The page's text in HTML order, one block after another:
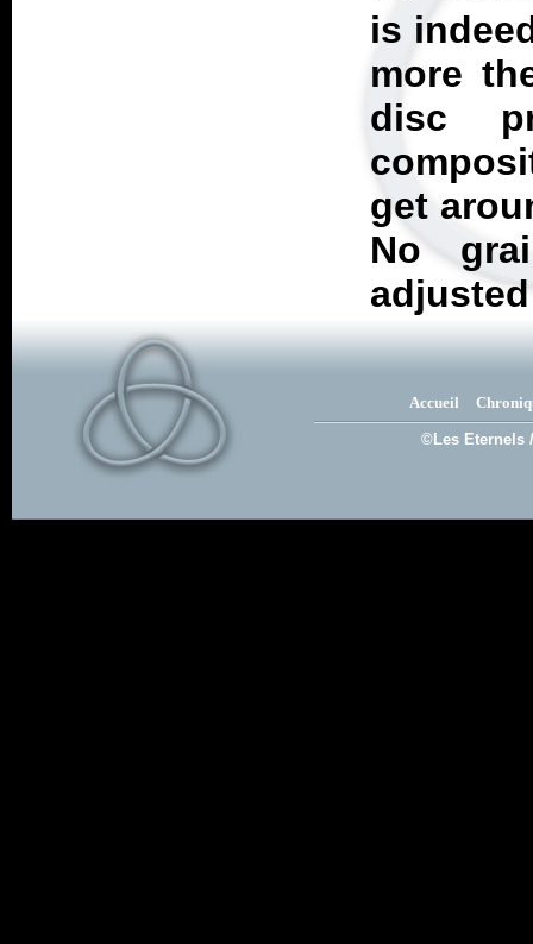
is
more
disc
get
No
Accueil
©Les Eternels